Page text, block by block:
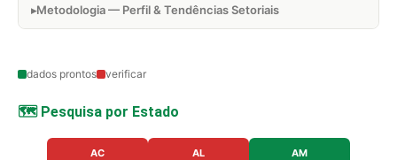
Metodologia — Perfil & Tendências Setoriais
dados prontos verificar
🗺️ Pesquisa por Estado
AC AL AM